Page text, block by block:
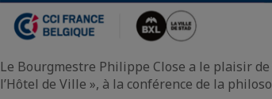
Le Bourgmestre Philippe Close a le plaisir
l’Hôtel de Ville », à la conférence de la